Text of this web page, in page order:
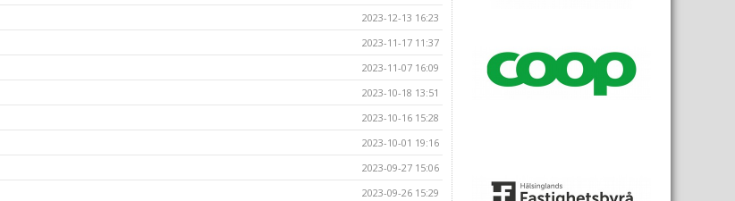
2023-12-13 16:23
2023-11-17 11:37
2023-11-07 16:09
2023-10-18 13:51
2023-10-16 15:28
2023-10-01 19:16
2023-09-27 15:06
2023-09-26 15:29